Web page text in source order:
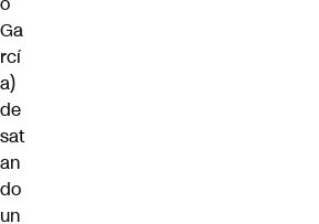
Ga
rcí
a)
de
sat
an
do
un